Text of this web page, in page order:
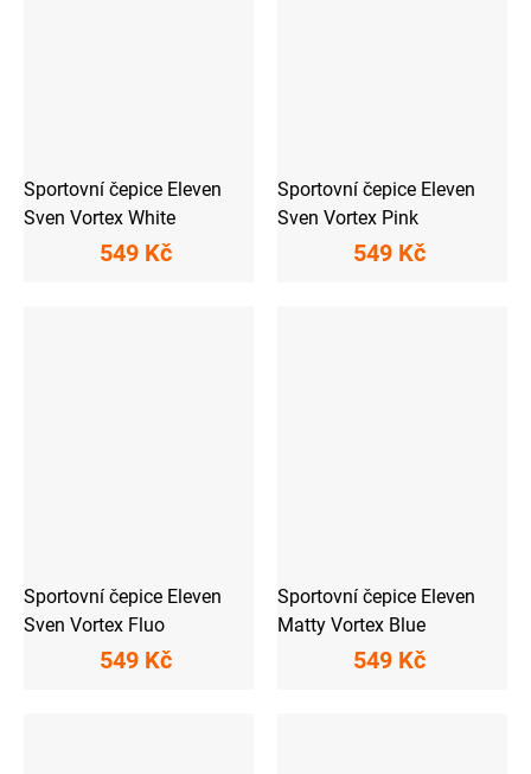
Sportovní čepice Eleven
Sven Vortex White
549 Kč
Sportovní čepice Eleven
Sven Vortex Pink
549 Kč
Sportovní čepice Eleven
Sven Vortex Fluo
549 Kč
Sportovní čepice Eleven
Matty Vortex Blue
549 Kč